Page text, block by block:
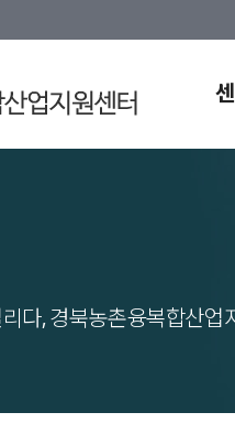
다, 경북농촌융복합산업